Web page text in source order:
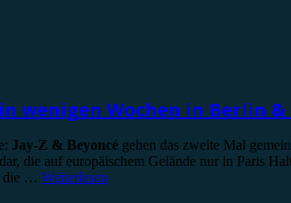
wenigen Wochen in Berlin &
Jay-Z & Beyoncé gehen das zweite Mal
die auf europäischem Gelände nur in Paris
die … Weiterlesen